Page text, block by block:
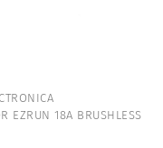
EZRUN 18A BRUSHLESS